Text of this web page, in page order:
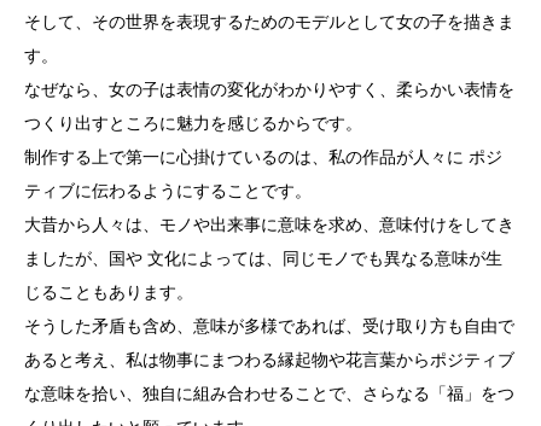
そして、その世界を表現するためのモデルとして女の子を描きま
す。
なぜなら、女の子は表情の変化がわかりやすく、柔らかい表情を
つくり出すところに魅力を感じるからです。
制作する上で第一に心掛けているのは、私の作品が人々に ポジ
ティブに伝わるようにすることです。
大昔から人々は、モノや出来事に意味を求め、意味付けをしてき
ましたが、国や 文化によっては、同じモノでも異なる意味が生
じることもあります。
そうした矛盾も含め、意味が多様であれば、受け取り方も自由で
あると考え、私は物事にまつわる縁起物や花言葉からポジティブ
な意味を拾い、独自に組み合わせることで、さらなる「福」をつ